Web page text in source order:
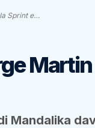
Sprint e…
Mandalika